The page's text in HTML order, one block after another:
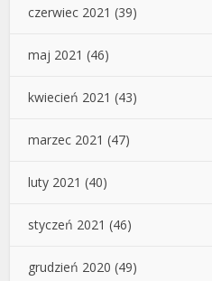
czerwiec 2021 (39)
maj 2021 (46)
kwiecień 2021 (43)
marzec 2021 (47)
luty 2021 (40)
styczeń 2021 (46)
grudzień 2020 (49)